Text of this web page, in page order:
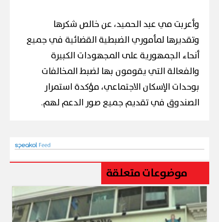
وأعربت مي عبد الحميد، عن خالص شكرها
وتقديرها لمأموري الضبطية القضائية في جميع
أنحاء الجمهورية على المجهودات الكبيرة
والفعالة التي يقومون بها لضبط المخالفات
بوحدات الإسكان الاجتماعي، مؤكدة استمرار
الصندوق في تقديم جميع صور الدعم لهم.
موضوعات متعلقة